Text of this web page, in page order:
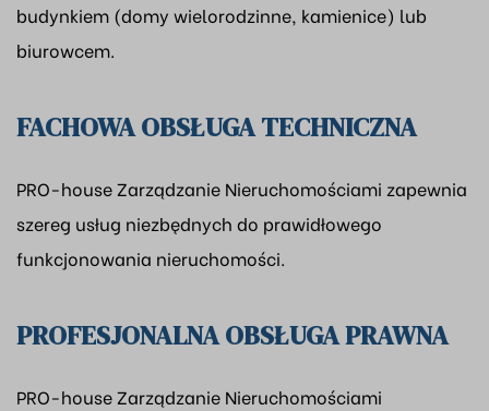
budynkiem (domy wielorodzinne, kamienice) lub
biurowcem.
FACHOWA OBSŁUGA TECHNICZNA
PRO-house Zarządzanie Nieruchomościami zapewnia
szereg usług niezbędnych do prawidłowego
funkcjonowania nieruchomości.
PROFESJONALNA OBSŁUGA PRAWNA
PRO-house Zarządzanie Nieruchomościami